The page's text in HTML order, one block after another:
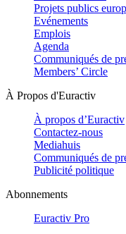
Projets publics
Evénements
Emplois
Agenda
Communiqués de
Members’ Circle
À Propos d'Euractiv
À propos d’Euractiv
Contactez-nous
Mediahuis
Communiqués de
Publicité politique
Abonnements
Euractiv Pro